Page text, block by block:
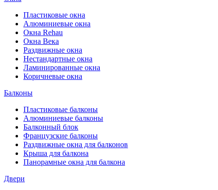
Пластиковые окна
Алюминиевые окна
Окна Rehau
Окна Века
Раздвижные окна
Нестандартные окна
Ламинированные окна
Коричневые окна
Балконы
Пластиковые балконы
Алюминиевые балконы
Балконный блок
Французские балконы
Раздвижные окна для балконов
Крыша для балкона
Панорамные окна для балкона
Двери